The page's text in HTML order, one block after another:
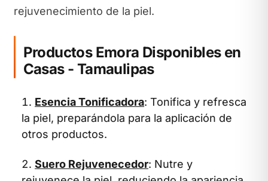
rejuvenecimiento de la piel.
Productos Emora Disponibles en
Casas - Tamaulipas
Esencia Tonificadora: Tonifica y refresca
la piel, preparándola para la aplicación de
otros productos.
Suero Rejuvenecedor: Nutre y